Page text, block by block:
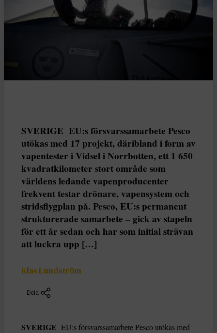
SVERIGE EU:s försvarssamarbete Pesco
utökas med 17 projekt, däribland i form av
vapentester i Vidsel i Norrbotten, ett 1 650
kvadratkilometer stort område som
världens ledande vapenproducenter
frekvent testar drönare, vapensystem och
stridsflygplan på. Pesco, EU:s permanent
strukturerade samarbete – gick av stapeln
för ett år sedan och har som initial strävan
att luckra upp […]
Klas Lundström
Dela
SVERIGE EU:s försvarssamarbete Pesco utökas med